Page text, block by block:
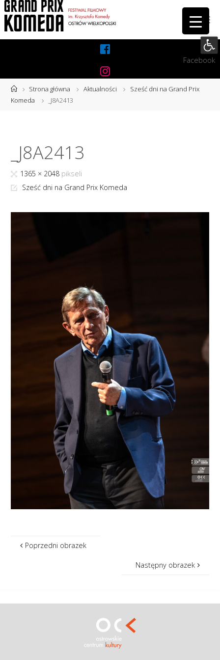
Przejdź
do
treści
Facebook
Strona
główna
Strona główna Aktualności
Sześć dni na Grand Prix
Komeda
_J8A2413
_J8A2413
Pełny
rozmiar
1365 × 2048 pikseli
Sześć dni na Grand Prix Komeda
Poprzedni obrazek
Następny obrazek